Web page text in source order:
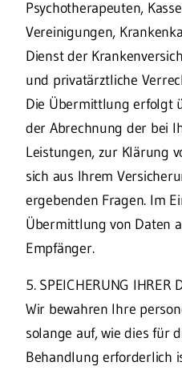
Psychotherapeuten,
Vereinigungen,
Dienst der
und privatärztliche
Die Übermittlung erfolgt
der Abrechnung der bei
Leistungen, zur Klärung
sich aus Ihrem
ergebenden Fragen. Im
Übermittlung von Daten
Empfänger.
5. SPEICHERUNG IHRER
Wir bewahren Ihre
solange auf, wie dies für
Behandlung erforderlich